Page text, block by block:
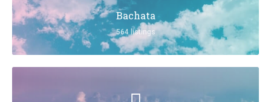
Bachata
564 listings